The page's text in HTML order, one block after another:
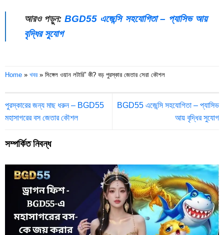
আরও পড়ুন:BGD55 এজেন্সি সহযোগিতা – প্যাসিভ আয়
বৃদ্ধির সুযোগ
Home» খবর» সিঙ্গেল ওয়ান লটারি” কী? বড় পুরস্কার জেতার সেরা কৌশল
পুরস্কারের জন্য মাছ ধরুন – BGD55
মহাসাগরের বস জেতার কৌশল
BGD55 এজেন্সি সহযোগিতা – প্যাসিভ
আয় বৃদ্ধির সুযোগ
সম্পর্কিত নিবন্ধ